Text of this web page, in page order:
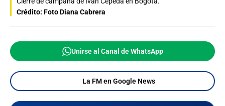
Crédito: Foto Diana Cabrera
Unirse al Canal de WhatsApp
La FM en Google News